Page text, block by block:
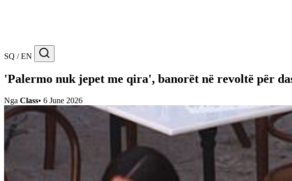
SQ / EN
'Palermo nuk jepet me qira', banorët në revoltë për
Nga Class• 6 June 2026